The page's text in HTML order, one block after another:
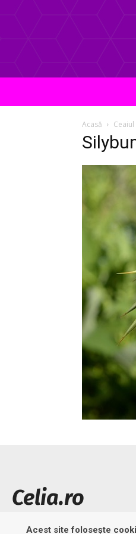
Acasă
Celia.ro
Promovare si publicitate online!
Acest site folosește